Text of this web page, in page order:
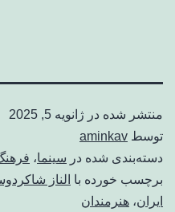
منتشر شده در ژانویه 5, 2025
توسط aminkav
دسته‌بندی شده در سینما،
برچسب خورده با الناز
ایران، هنرمندان